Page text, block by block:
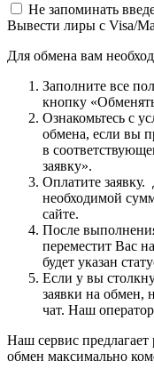
Не запоминать
Вывести лиры с Visa/
Для обмена вам
Заполните все
кнопку
Ознакомьтесь с
обмена, если вы
в
заявку».
Оплатите заявку.
необходимой
сайте.
После
переместит Вас
будет указан
Если у вы
заявки на обмен,
чат. Наш
Наш сервис
обмен максимально